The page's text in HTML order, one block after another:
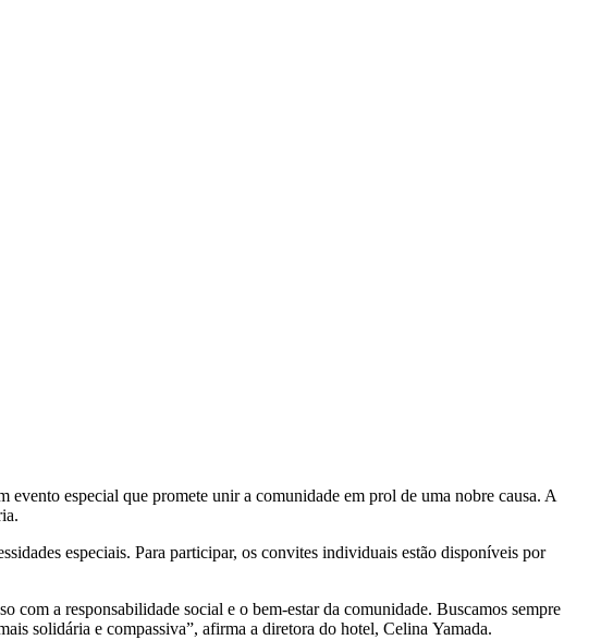
especial que promete unir a comunidade em prol de uma nobre causa. A
especiais. Para participar, os convites individuais estão disponíveis por
a responsabilidade social e o bem-estar da comunidade. Buscamos sempre
solidária e compassiva”, afirma a diretora do hotel, Celina Yamada.